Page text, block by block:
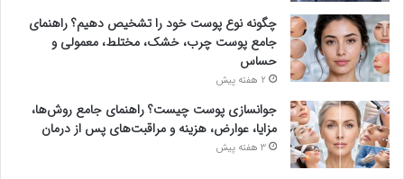
چگونه نوع پوست خود را تشخیص دهیم؟ راهنمای
جامع پوست چرب، خشک، مختلط، معمولی و
حساس
2 هفته پیش
جوانسازی پوست چیست؟ راهنمای جامع روش‌ها،
مزایا، عوارض، هزینه و مراقبت‌های پس از درمان
3 هفته پیش